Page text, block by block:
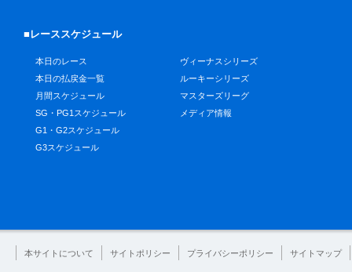
■レーススケジュール
本日のレース
本日の払戻金一覧
月間スケジュール
SG・PG1スケジュール
G1・G2スケジュール
G3スケジュール
ヴィーナスシリーズ
ルーキーシリーズ
マスターズリーグ
メディア情報
本サイトについて サイトポリシー プライバシーポリシー サイトマップ